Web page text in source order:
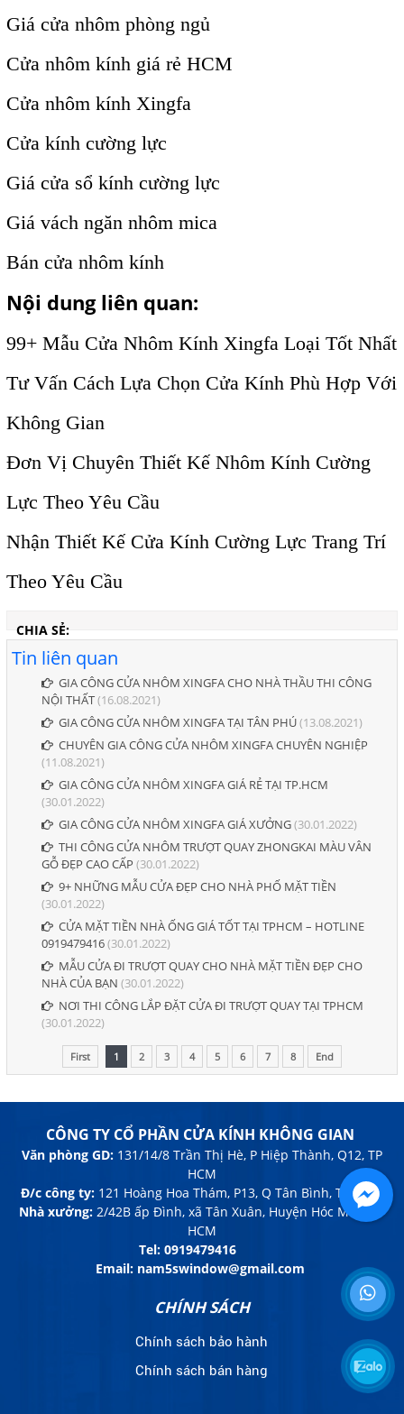
Giá cửa nhôm phòng ngủ
Cửa nhôm kính giá rẻ HCM
Cửa nhôm kính Xingfa
Cửa kính cường lực
Giá cửa sổ kính cường lực
Giá vách ngăn nhôm mica
Bán cửa nhôm kính
Nội dung liên quan:
99+ Mẫu Cửa Nhôm Kính Xingfa Loại Tốt Nhất
Tư Vấn Cách Lựa Chọn Cửa Kính Phù Hợp Với
Không Gian
Đơn Vị Chuyên Thiết Kế Nhôm Kính Cường
Lực Theo Yêu Cầu
Nhận Thiết Kế Cửa Kính Cường Lực Trang Trí
Theo Yêu Cầu
CHIA SẺ:
Tin liên quan
GIA CÔNG CỬA NHÔM XINGFA CHO NHÀ THẦU THI CÔNG
NỘI THẤT(16.08.2021)
GIA CÔNG CỬA NHÔM XINGFA TẠI TÂN PHÚ(13.08.2021)
CHUYÊN GIA CÔNG CỬA NHÔM XINGFA CHUYÊN NGHIỆP
(11.08.2021)
GIA CÔNG CỬA NHÔM XINGFA GIÁ RẺ TẠI TP.HCM
(30.01.2022)
GIA CÔNG CỬA NHÔM XINGFA GIÁ XƯỞNG(30.01.2022)
THI CÔNG CỬA NHÔM TRƯỢT QUAY ZHONGKAI MÀU VÂN
GỖ ĐẸP CAO CẤP (30.01.2022)
9+ NHỮNG MẪU CỬA ĐẸP CHO NHÀ PHỐ MẶT TIỀN
(30.01.2022)
CỬA MẶT TIỀN NHÀ ỐNG GIÁ TỐT TẠI TPHCM – HOTLINE
0919479416(30.01.2022)
MẪU CỬA ĐI TRƯỢT QUAY CHO NHÀ MẶT TIỀN ĐẸP CHO
NHÀ CỦA BẠN (30.01.2022)
NƠI THI CÔNG LẮP ĐẶT CỬA ĐI TRƯỢT QUAY TẠI TPHCM
(30.01.2022)
First 1 2 3 4 5 6 7 8 End
CÔNG TY CỔ PHẦN CỬA KÍNH KHÔNG GIAN
Văn phòng GD:131/14/8 Trần Thị Hè, P Hiệp Thành, Q12, TP
HCM
Đ/c công ty: 121 Hoàng Hoa Thám, P13, Q Tân Bình, TP HCM
Nhà xưởng: 2/42B ấp Đình, xã Tân Xuân, Huyện Hóc Môn, TP
HCM
Tel: 0919479416
Email: nam5swindow@gmail.com
CHÍNH SÁCH
Chính sách bảo hành
Chính sách bán hàng